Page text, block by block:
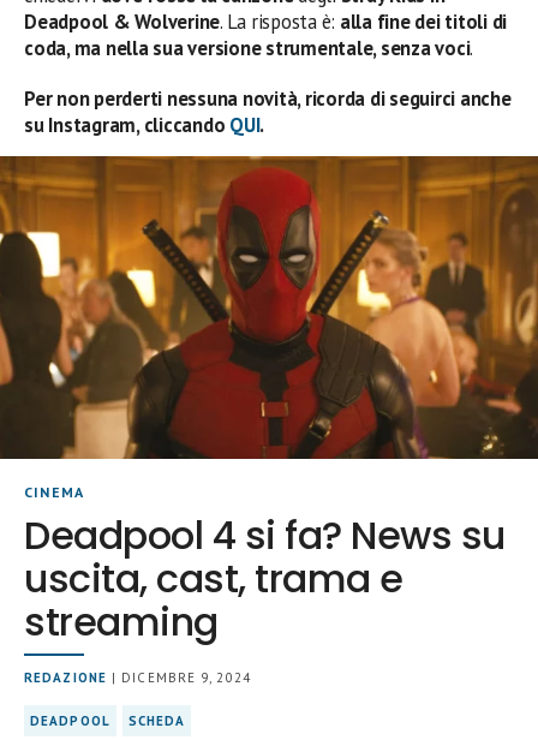
Deadpool & Wolverine. La risposta è: alla fine dei titoli di
coda, ma nella sua versione strumentale, senza voci.
Per non perderti nessuna novità, ricorda di seguirci anche
su Instagram, cliccando QUI.
CINEMA
Deadpool 4 si fa? News su
uscita, cast, trama e
streaming
REDAZIONE | DICEMBRE 9, 2024
DEADPOOL SCHEDA